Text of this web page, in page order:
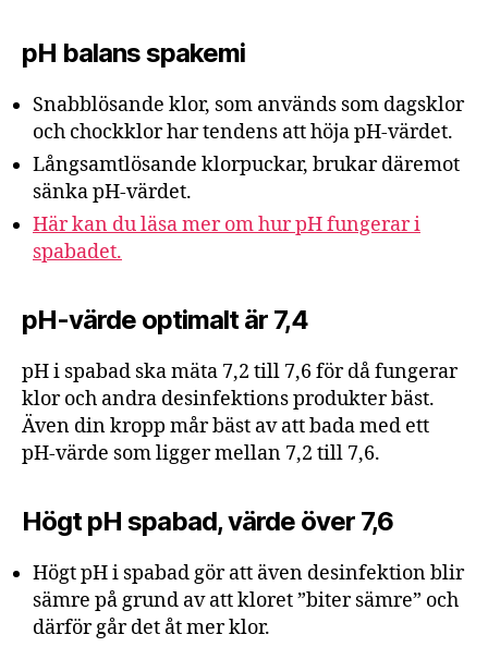
pH balans spakemi
Snabblösande klor, som används som dagsklor
och chockklor har tendens att höja pH-värdet.
Långsamtlösande klorpuckar, brukar däremot
sänka pH-värdet.
Här kan du läsa mer om hur pH fungerar i
spabadet.
pH-värde optimalt är 7,4
pH i spabad ska mäta 7,2 till 7,6 för då fungerar
klor och andra desinfektions produkter bäst.
Även din kropp mår bäst av att bada med ett
pH-värde som ligger mellan 7,2 till 7,6.
Högt pH spabad, värde över 7,6
Högt pH i spabad gör att även desinfektion blir
sämre på grund av att kloret ”biter sämre” och
därför går det åt mer klor.